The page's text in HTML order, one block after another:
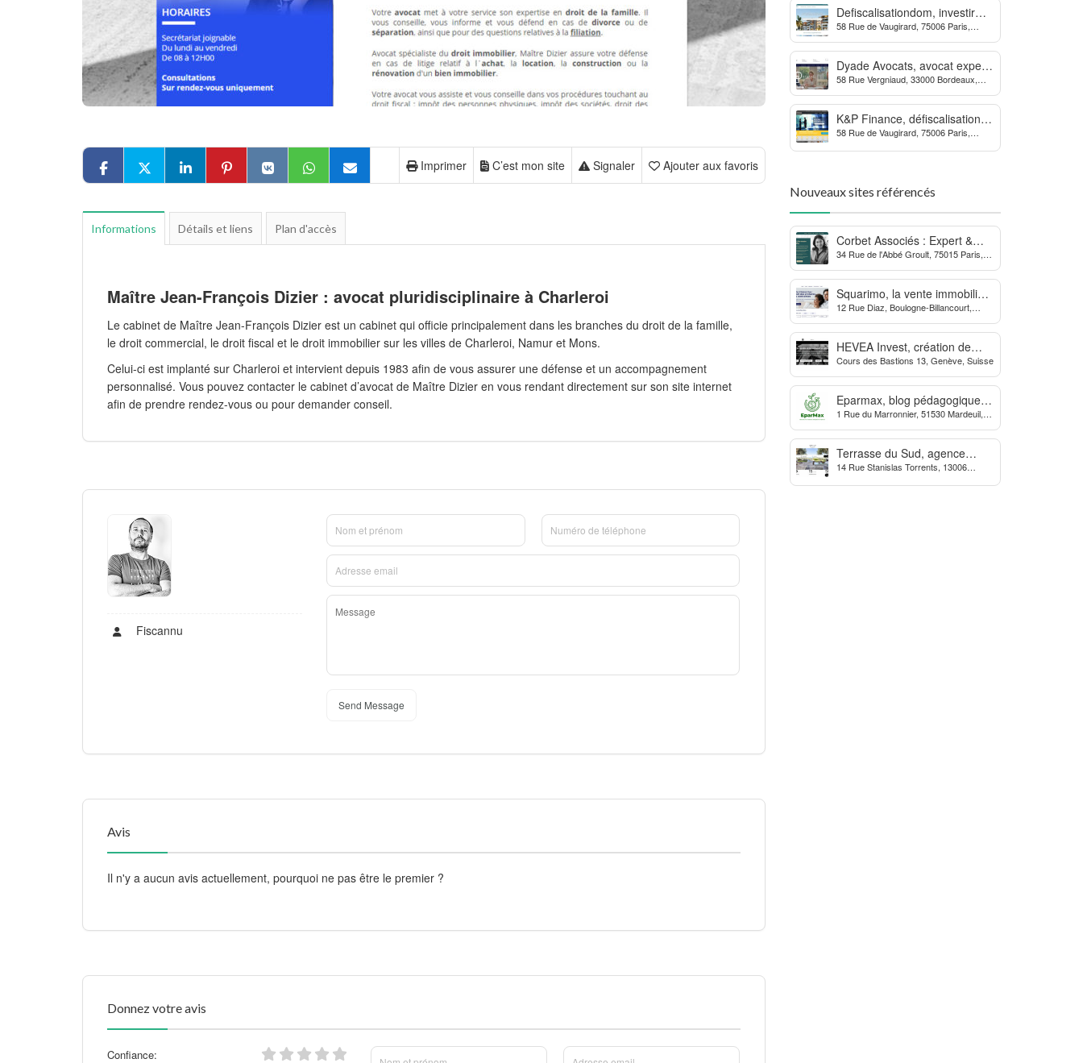
Ajouter aux favoris
Signaler
C’est mon site
Imprimer
Informations Détails et liens Plan d'accès
Maître Jean-François Dizier : avocat pluridisciplinaire à Charleroi
Le cabinet de Maître Jean-François Dizier est un cabinet qui officie principalement dans les branches du droit de la famille,
le droit commercial, le droit fiscal et le droit immobilier sur les villes de Charleroi, Namur et Mons.
Celui-ci est implanté sur Charleroi et intervient depuis 1983 afin de vous assurer une défense et un accompagnement
personnalisé. Vous pouvez contacter le cabinet d’avocat de Maître Dizier en vous rendant directement sur son site internet
afin de prendre rendez-vous ou pour demander conseil.
Fiscannu
Send Message
Avis
Il n'y a aucun avis actuellement, pourquoi ne pas être le premier ?
Donnez votre avis
Confiance:
Defiscalisationdom, investir
dans l’immobilier neuf Outre-
mer
58 Rue de Vaugirard, 75006 Paris,
Dyade Avocats, avocat expert
des procédures contre la
MDPH
58 Rue Vergniaud, 33000 Bordeaux,
K&P Finance, défiscalisation et
placements financiers
58 Rue de Vaugirard, 75006 Paris,
Nouveaux sites référencés
Corbet Associés : Expert &
Partenaire des Dirigeants
d’Entreprise
34 Rue de l'Abbé Groult, 75015 Paris,
Squarimo, la vente immobilière
interactive qui dynamise les
transactions
12 Rue Diaz, Boulogne-Billancourt,
HEVEA Invest, création de
société et domiciliation en
Suisse
Cours des Bastions 13, Genève, Suisse
Eparmax, blog pédagogique
sur les finances personnelles
1 Rue du Marronnier, 51530 Mardeuil,
Terrasse du Sud, agence
Immobilière à Marseille
14 Rue Stanislas Torrents, 13006